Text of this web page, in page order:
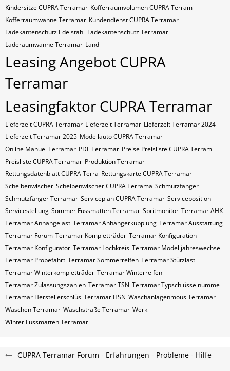
Kindersitze CUPRA Terramar Kofferraumvolumen CUPRA Terram
Kofferraumwanne Terramar Kundendienst CUPRA Terramar
Ladekantenschutz Edelstahl Ladekantenschutz Terramar
Laderaumwanne Terramar Land
Leasing Angebot CUPRA
Terramar
Leasingfaktor CUPRA Terramar
Lieferzeit CUPRA Terramar Lieferzeit Terramar Lieferzeit Terramar 2024
Lieferzeit Terramar 2025 Modellauto CUPRA Terramar
Online Manuel Terramar PDF Terramar Preise Preisliste CUPRA Terram
Preisliste CUPRA Terramar Produktion Terramar
Rettungsdatenblatt CUPRA Terra Rettungskarte CUPRA Terramar
Scheibenwischer Scheibenwischer CUPRA​ Terrama Schmutzfänger
Schmutzfänger Terramar Serviceplan CUPRA Terramar Serviceposition
Servicestellung Sommer Fussmatten Terramar Spritmonitor Terramar AHK
Terramar Anhängelast Terramar Anhängerkupplung Terramar Ausstattung
Terramar Forum Terramar Kompletträder Terramar Konfiguration
Terramar Konfigurator Terramar Lochkreis Terramar Modelljahreswechsel
Terramar Probefahrt Terramar Sommerreifen Terramar Stützlast
Terramar Winterkompletträder Terramar Winterreifen
Terramar Zulassungszahlen Terramar​​​​ TSN Terramar​​​​ Typschlüsselnumme
Terramar​​​​​ Herstellerschlüs Terramar​​​​​ HSN Waschanlagenmous Terramar
Waschen Terramar Waschstraße Terramar Werk
Winter Fussmatten Terramar
CUPRA Terramar Forum - Erfahrungen - Probleme - Hilfe